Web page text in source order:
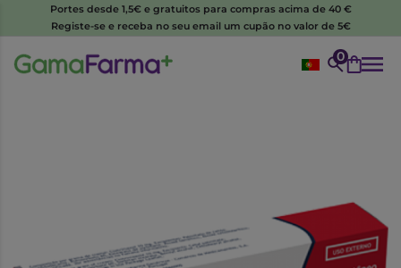
Portes desde 1,5€ e gratuitos para compras acima de 40 €
Registe-se e receba no seu email um cupão no valor de 5€
0